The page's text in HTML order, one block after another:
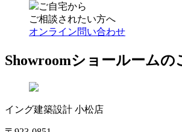
ご自宅から
ご相談されたい方へ
オンライン問い合わせ
Showroomショールームの
イング建築設計 小松店